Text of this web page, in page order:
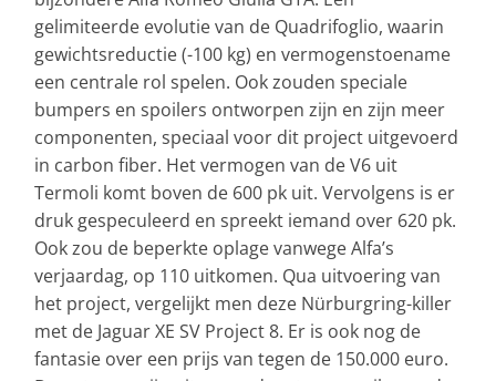
gelimiteerde evolutie van de Quadrifoglio, waarin
gewichtsreductie (-100 kg) en vermogenstoename
een centrale rol spelen. Ook zouden speciale
bumpers en spoilers ontworpen zijn en zijn meer
componenten, speciaal voor dit project uitgevoerd
in carbon fiber. Het vermogen van de V6 uit
Termoli komt boven de 600 pk uit. Vervolgens is er
druk gespeculeerd en spreekt iemand over 620 pk.
Ook zou de beperkte oplage vanwege Alfa’s
verjaardag, op 110 uitkomen. Qua uitvoering van
het project, vergelijkt men deze Nürburgring-killer
met de Jaguar XE SV Project 8. Er is ook nog de
fantasie over een prijs van tegen de 150.000 euro.